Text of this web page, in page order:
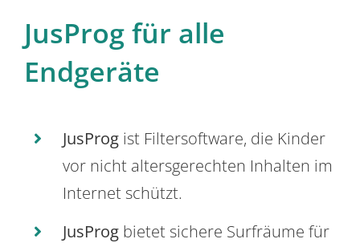
JusProg für alle
Endgeräte
JusProg ist Filtersoftware, die Kinder
vor nicht altersgerechten Inhalten im
Internet schützt.
JusProg bietet sichere Surfräume für